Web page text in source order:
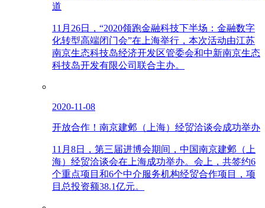
道
11月26日，“2020领跑金融科技下半场：金融数字
化转型高端闭门会”在上海举行，本次活动由江苏
南京生态科技岛经济开发区管委会和中新南京生态
科技岛开发有限公司联合主办。
2020-11-08
开放合作！南京建邺（上海）经贸洽谈会成功举办
11月8日，第三届进博会期间，中国南京建邺（上
海）经贸洽谈会在上海成功举办。会上，共签约6
个重点项目和6个中介服务机构经贸合作项目，项
目总投资额38.1亿元。